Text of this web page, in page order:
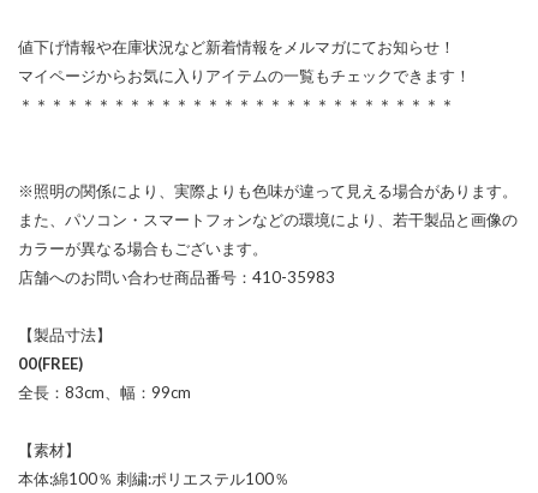
値下げ情報や在庫状況など新着情報をメルマガにてお知らせ！
マイページからお気に入りアイテムの一覧もチェックできます！
＊＊＊＊＊＊＊＊＊＊＊＊＊＊＊＊＊＊＊＊＊＊＊＊＊＊＊＊
※照明の関係により、実際よりも色味が違って見える場合があります。
また、パソコン・スマートフォンなどの環境により、若干製品と画像の
カラーが異なる場合もございます。
店舗へのお問い合わせ商品番号：410-35983
【製品寸法】
00(FREE)
全長：83cm、幅：99cm
【素材】
本体:綿100％ 刺繍:ポリエステル100％